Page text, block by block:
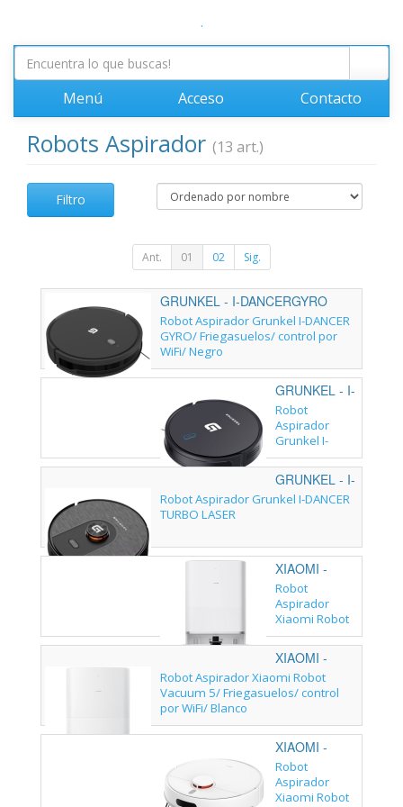
.
Menú Acceso Contacto
Robots Aspirador (13 art.)
Filtro
Ant. 01 02 Sig.
GRUNKEL - I-DANCERGYRO
Robot Aspirador Grunkel I-DANCER
GYRO/ Friegasuelos/ control por
WiFi/ Negro
GRUNKEL - I-
Robot
Aspirador
Grunkel I-
DANCER
TURBO BRUSH
GRUNKEL - I-
Robot Aspirador Grunkel I-DANCER
TURBO LASER
XIAOMI -
BHR07WFEU
Robot
Aspirador
Xiaomi Robot
Vacuum 5 Pro/
Friegasuelos/
control por
WiFi/ Blanco
XIAOMI -
BHR0834EU
Robot Aspirador Xiaomi Robot
Vacuum 5/ Friegasuelos/ control
por WiFi/ Blanco
XIAOMI -
BHR07XBEU
Robot
Aspirador
Xiaomi Robot